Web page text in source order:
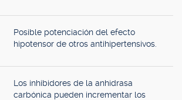
Posible potenciación del efecto
hipotensor de otros antihipertensivos.
Los inhibidores de la anhidrasa
carbónica pueden incrementar los